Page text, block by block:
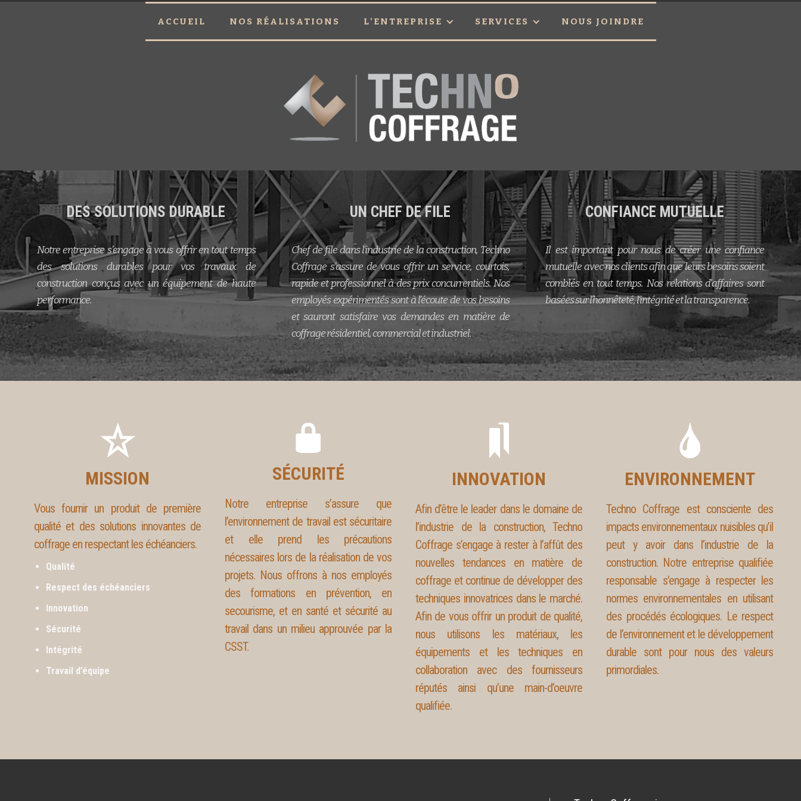
ACCUEIL NOS RÉALISATIONS L'ENTREPRISE SERVICES NOUS JOINDRE
DES SOLUTIONS DURABLE
Notre entreprise s’engage à vous offrir en tout temps
des solutions durables pour vos travaux de
construction conçus avec un équipement de haute
performance.
UN CHEF DE FILE
Chef de file dans l’industrie de la construction, Techno
Coffrage s’assure de vous offrir un service, courtois,
rapide et professionnel à des prix concurrentiels. Nos
employés expérimentés sont à l’écoute de vos besoins
et sauront satisfaire vos demandes en matière de
coffrage résidentiel, commercial et industriel.
CONFIANCE MUTUELLE
Il est important pour nous de créer une confiance
mutuelle avec nos clients afin que leurs besoins soient
comblés en tout temps. Nos relations d'affaires sont
basées sur l’honnêteté, l’intégrité et la transparence.
MISSION
Vous fournir un produit de première
qualité et des solutions innovantes de
coffrage en respectant les échéanciers.
Qualité
Respect des échéanciers
Innovation
Sécurité
Intégrité
Travail d’équipe
SÉCURITÉ
Notre entreprise s’assure que
l’environnement de travail est sécuritaire
et elle prend les précautions
nécessaires lors de la réalisation de vos
projets. Nous offrons à nos employés
des formations en prévention, en
secourisme, et en santé et sécurité au
travail dans un milieu approuvée par la
CSST.
INNOVATION
Afin d’être le leader dans le domaine de
l’industrie de la construction, Techno
Coffrage s’engage à rester à l’affût des
nouvelles tendances en matière de
coffrage et continue de développer des
techniques innovatrices dans le marché.
Afin de vous offrir un produit de qualité,
nous utilisons les matériaux, les
équipements et les techniques en
collaboration avec des fournisseurs
réputés ainsi qu’une main-d’oeuvre
qualifiée.
ENVIRONNEMENT
Techno Coffrage est consciente des
impacts environnementaux nuisibles qu’il
peut y avoir dans l’industrie de la
construction. Notre entreprise qualifiée
responsable s’engage à respecter les
normes environnementales en utilisant
des procédés écologiques. Le respect
de l’environnement et le développement
durable sont pour nous des valeurs
primordiales.